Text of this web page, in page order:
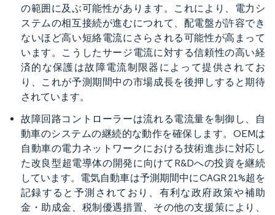
の範囲に及ぶ可能性があります。これにより、電力シ
ステムの相互接続が進むにつれて、配電盤が許容でき
ないほど高い短絡電流にさらされる可能性が高まって
います。こうしたサージ電流に対する信頼性の高い経
済的な保護は故障電流制限器によって提供されてお
り、これが予測期間中の市場成長を後押しすると期待
されています。
故障回路コントローラーは流れる電流量を制御し、自
動車のシステムの継続的な動作を確保します。OEMは
自動車の電力ネットワークにおける技術進歩に対応し
た改良型超電導体の開発に向けてR&Dへの投資を継続
しています。電気自動車は予測期間中にCAGR 21%超を
記録すると予測されており、有利な政府政策や補助
金・助成金、税制優遇措置、その他の支援策により、